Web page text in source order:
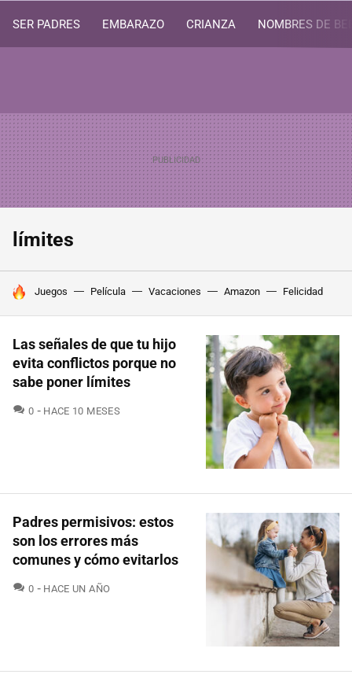
SER PADRES EMBARAZO CRIANZA NOMBRES DE
límites
HOY SE HABLA DE
Juegos Película Vacaciones Amazon Felicidad
Las señales de que tu hijo
evita conflictos porque no
sabe poner límites
0 COMENTARIOS
HACE 10 MESES
Padres permisivos: estos
son los errores más
comunes y cómo evitarlos
0 COMENTARIOS
HACE UN AÑO